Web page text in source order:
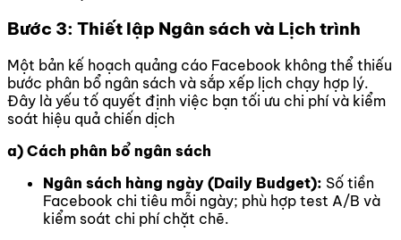
Bước 3: Thiết lập Ngân sách và Lịch trình
Một bản kế hoạch quảng cáo Facebook không thể thiếu
bước phân bổ ngân sách và sắp xếp lịch chạy hợp lý.
Đây là yếu tố quyết định việc bạn tối ưu chi phí và kiểm
soát hiệu quả chiến dịch
a) Cách phân bổ ngân sách
Ngân sách hàng ngày (Daily Budget): Số tiền
Facebook chi tiêu mỗi ngày; phù hợp test A/B và
kiểm soát chi phí chặt chẽ.